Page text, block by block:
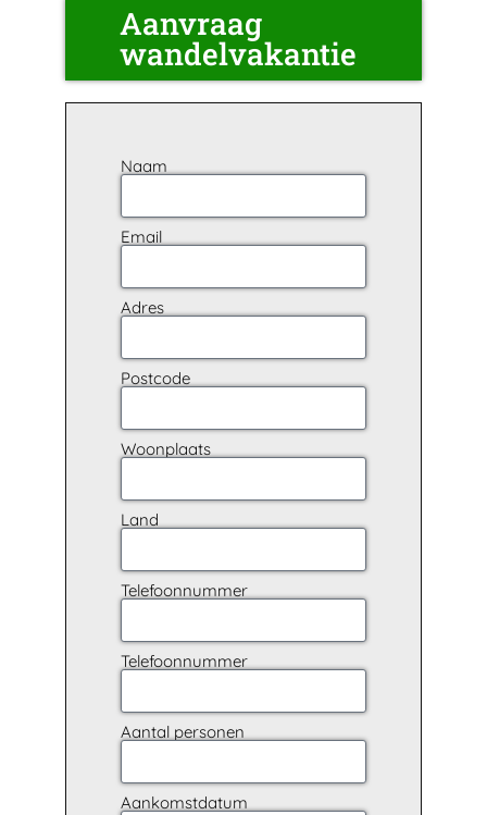
Aanvraag
wandelvakantie
Naam
Email
Adres
Postcode
Woonplaats
Land
Telefoonnummer
Telefoonnummer
Aantal personen
Aankomstdatum